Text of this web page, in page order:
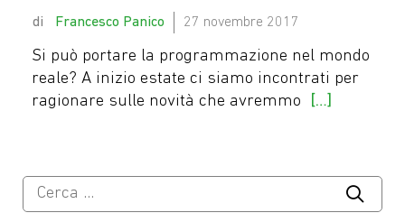
by Francesco Panico 27 novembre 2017
Si può portare la programmazione nel mondo
reale? A inizio estate ci siamo incontrati per
ragionare sulle novità che avremmo
[…]
Ricerca